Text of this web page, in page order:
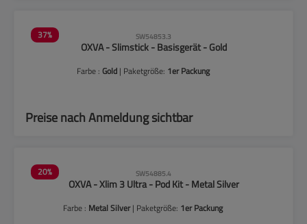
37% SW54853.3
OXVA - Slimstick - Basisgerät - Gold
Farbe : Gold | Paketgröße: 1er Packung
Preise nach Anmeldung sichtbar
20% SW54885.4
OXVA - Xlim 3 Ultra - Pod Kit - Metal Silver
Farbe : Metal Silver| Paketgröße: 1er Packung